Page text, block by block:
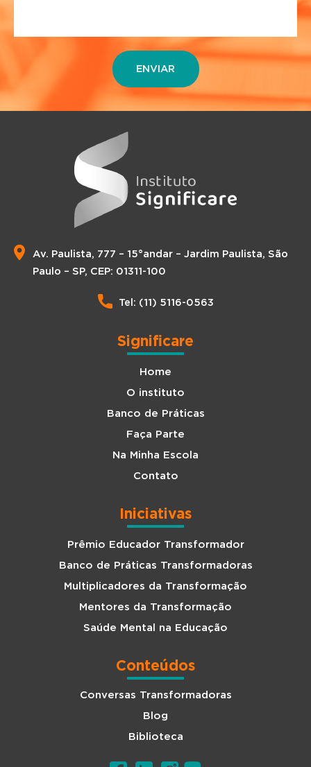
Av. Paulista, 777 – 15°andar – Jardim Paulista, São
Paulo – SP, CEP: 01311-100
Tel: (11) 5116-0563
Significare
Home
O instituto
Banco de Práticas
Faça Parte
Na Minha Escola
Contato
Iniciativas
Prêmio Educador Transformador
Banco de Práticas Transformadoras
Multiplicadores da Transformação
Mentores da Transformação
Saúde Mental na Educação
Conteúdos
Conversas Transformadoras
Blog
Biblioteca